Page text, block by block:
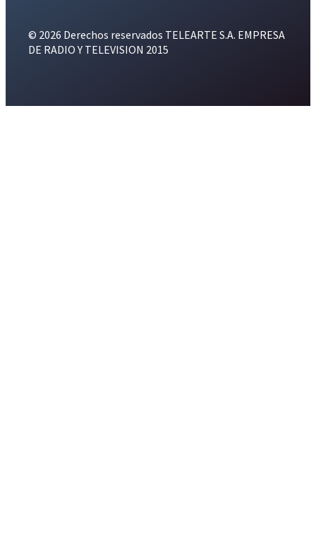
© 2026 Derechos reservados TELEARTE S.A. EMPRESA
DE RADIO Y TELEVISION 2015